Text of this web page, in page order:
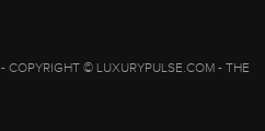
- COPYRIGHT © LUXURYPULSE.COM - THE